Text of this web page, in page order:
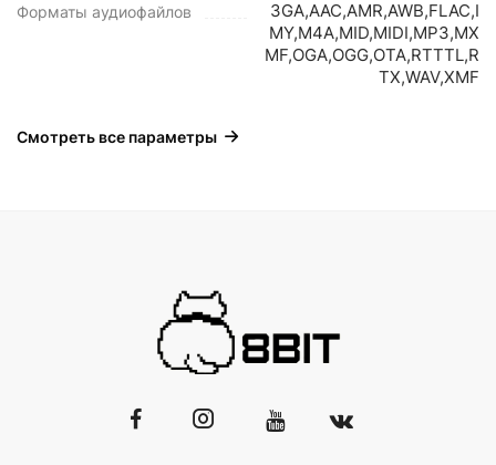
Форматы аудиофайлов
3GA,AAC,AMR,AWB,FLAC,I
MY,M4A,MID,MIDI,MP3,MX
MF,OGA,OGG,OTA,RTTTL,R
TX,WAV,XMF
Смотреть все параметры